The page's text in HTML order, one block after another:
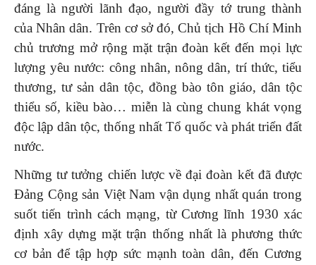
đáng là người lãnh đạo, người đầy tớ trung thành
của Nhân dân. Trên cơ sở đó, Chủ tịch Hồ Chí Minh
chủ trương mở rộng mặt trận đoàn kết đến mọi lực
lượng yêu nước: công nhân, nông dân, trí thức, tiểu
thương, tư sản dân tộc, đồng bào tôn giáo, dân tộc
thiểu số, kiều bào… miễn là cùng chung khát vọng
độc lập dân tộc, thống nhất Tổ quốc và phát triển đất
nước.
Những tư tưởng chiến lược về đại đoàn kết đã được
Đảng Cộng sản Việt Nam vận dụng nhất quán trong
suốt tiến trình cách mạng, từ Cương lĩnh 1930 xác
định xây dựng mặt trận thống nhất là phương thức
cơ bản để tập hợp sức mạnh toàn dân, đến Cương